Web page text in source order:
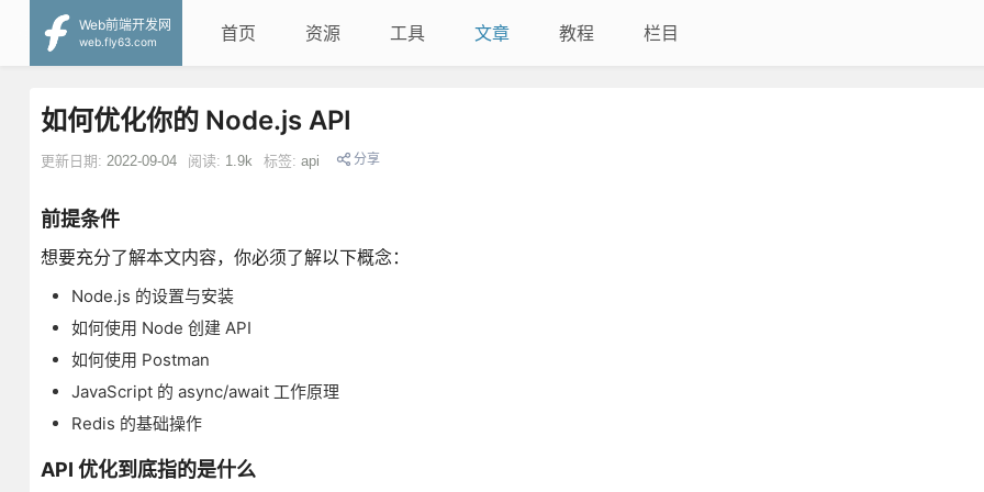
Web前端开发网
web.fly63.com
首页 资源 工具 文章 教程 栏目
如何优化你的 Node.js API
更新日期: 2022-09-04 阅读: 1.9k 标签: api 分享
前提条件
想要充分了解本文内容，你必须了解以下概念：
Node.js 的设置与安装
如何使用 Node 创建 API
如何使用 Postman
JavaScript 的 async/await 工作原理
Redis 的基础操作
API 优化到底指的是什么